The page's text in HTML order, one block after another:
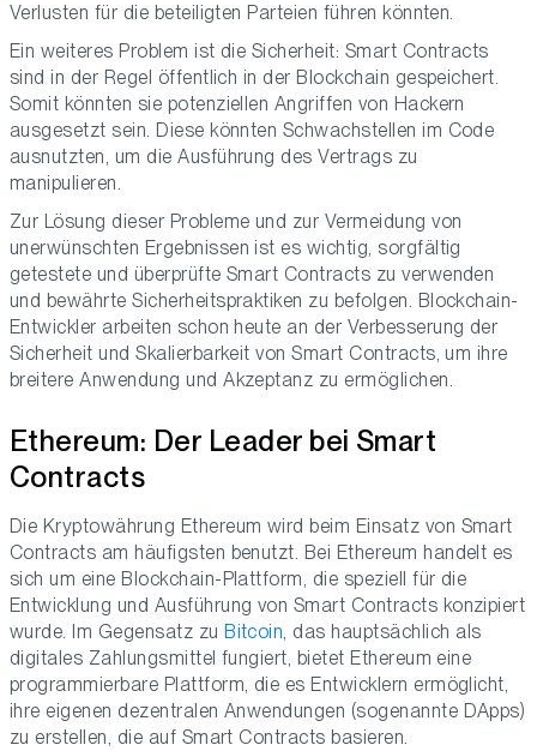
Verlusten für die beteiligten Parteien führen könnten.
Ein weiteres Problem ist die Sicherheit: Smart Contracts
sind in der Regel öffentlich in der Blockchain gespeichert.
Somit könnten sie potenziellen Angriffen von Hackern
ausgesetzt sein. Diese könnten Schwachstellen im Code
ausnutzten, um die Ausführung des Vertrags zu
manipulieren.
Zur Lösung dieser Probleme und zur Vermeidung von
unerwünschten Ergebnissen ist es wichtig, sorgfältig
getestete und überprüfte Smart Contracts zu verwenden
und bewährte Sicherheitspraktiken zu befolgen. Blockchain-
Entwickler arbeiten schon heute an der Verbesserung der
Sicherheit und Skalierbarkeit von Smart Contracts, um ihre
breitere Anwendung und Akzeptanz zu ermöglichen.
Ethereum: Der Leader bei Smart
Contracts
Die Kryptowährung Ethereum wird beim Einsatz von Smart
Contracts am häufigsten benutzt. Bei Ethereum handelt es
sich um eine Blockchain-Plattform, die speziell für die
Entwicklung und Ausführung von Smart Contracts konzipiert
wurde. Im Gegensatz zu Bitcoin, das hauptsächlich als
digitales Zahlungsmittel fungiert, bietet Ethereum eine
programmierbare Plattform, die es Entwicklern ermöglicht,
ihre eigenen dezentralen Anwendungen (sogenannte DApps)
zu erstellen, die auf Smart Contracts basieren.